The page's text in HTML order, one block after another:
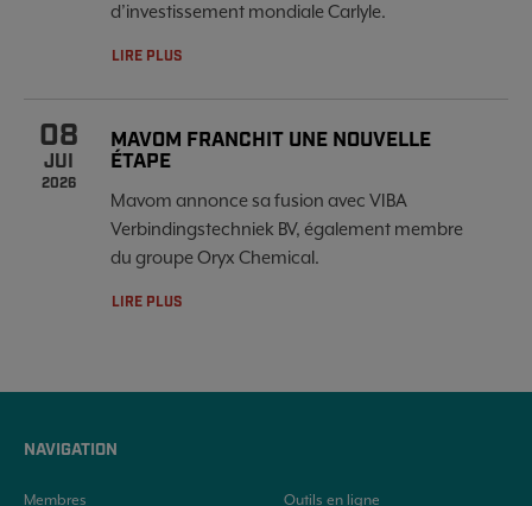
d’investissement mondiale Carlyle.
LIRE PLUS
08
JUI
2026
MAVOM FRANCHIT UNE NOUVELLE
ÉTAPE
Mavom annonce sa fusion avec VIBA
Verbindingstechniek BV, également membre
du groupe Oryx Chemical.
LIRE PLUS
NAVIGATION
Membres Outils en ligne